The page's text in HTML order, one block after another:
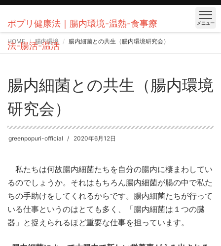
ポプリ健康法｜腸内環境-温熱-食事療
法-腸活-温活
メニュー
HOME 腸内環境 腸内細菌との共生（腸内環境研究会）
腸内細菌との共生（腸内環境
研究会）
greenpopuri-official 2020年6月12日
私たちは何故腸内細菌たちを自分の腸内に棲まわしてい
るのでしょうか。それはもちろん腸内細菌が腸の中で私た
ちの手助けをしてくれるからです。腸内細菌たちが行って
いる仕事というのはとても多く、「腸内細菌は１つの臓
器」と捉えられるほど重要な仕事を担っています。